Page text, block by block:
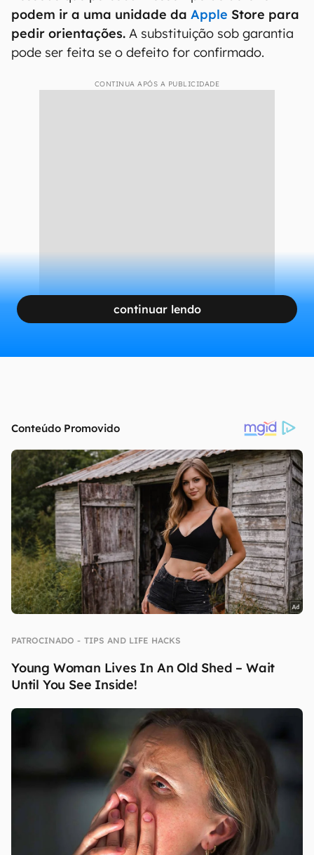
podem ir a uma unidade da Apple Store para
pedir orientações. A substituição sob garantia
pode ser feita se o defeito for confirmado.
CONTINUA APÓS A PUBLICIDADE
continuar lendo